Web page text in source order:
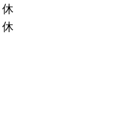
休
休